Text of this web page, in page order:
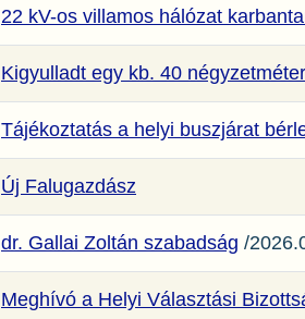
22 kV-os villamos hálózat
Kigyulladt egy kb. 40
Tájékoztatás a helyi buszjárat
Új Falugazdász
dr. Gallai Zoltán szabadság /
Meghívó a Helyi Választási